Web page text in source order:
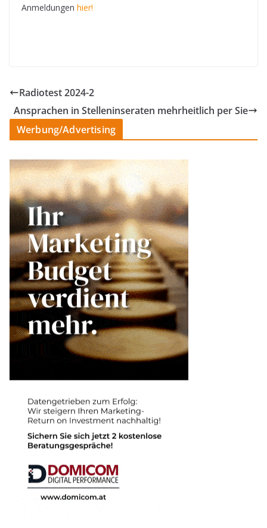
Anmeldungen hier!
Radiotest 2024-2
Ansprachen in Stelleninseraten mehrheitlich per Sie
Werbung/Advertising